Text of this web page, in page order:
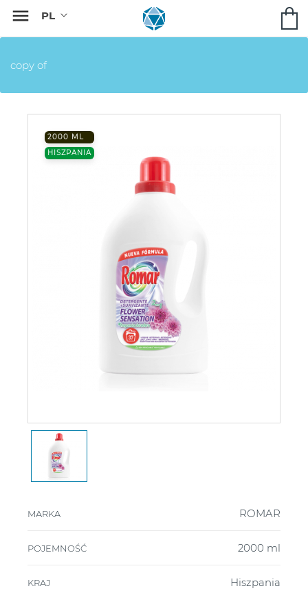

copy of
2000 ML
HISZPANIA
MARKA ROMAR
POJEMNOŚĆ 2000 ml
KRAJ Hiszpania